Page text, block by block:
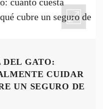
DEL GATO:
CUIDAR
UN SEGURO DE